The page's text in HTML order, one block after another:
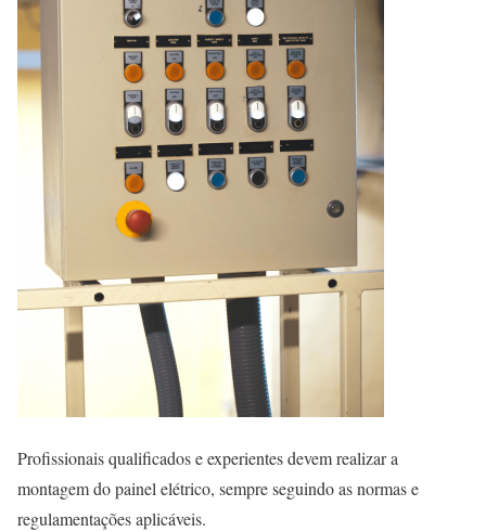
Profissionais qualificados e experientes devem realizar a
montagem do painel elétrico, sempre seguindo as normas e
regulamentações aplicáveis.